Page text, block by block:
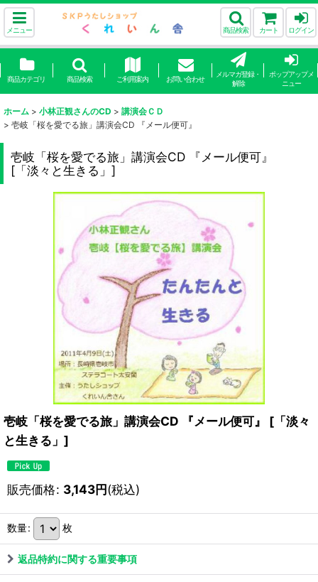
メニュー 商品検索 カート ログイン
商品カテゴリ 商品検索 ご利用案内 お問い合わせ
メルマガ登録・
解除
ポップアップメ
ニュー
ホーム > 小林正観さんのCD > 講演会ＣＤ
> 壱岐「桜を愛でる旅」講演会CD 『メール便可』
壱岐「桜を愛でる旅」講演会CD 『メール便可』
[ 「淡々と生きる」 ]
壱岐「桜を愛でる旅」講演会CD 『メール便可』 [ 「淡々
と生きる」 ]
販売価格: 3,143円(税込)
数量: 枚
返品特約に関する重要事項